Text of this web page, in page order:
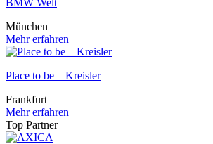
BMW Welt
München
Mehr erfahren
Place to be – Kreisler
Frankfurt
Mehr erfahren
Top Partner